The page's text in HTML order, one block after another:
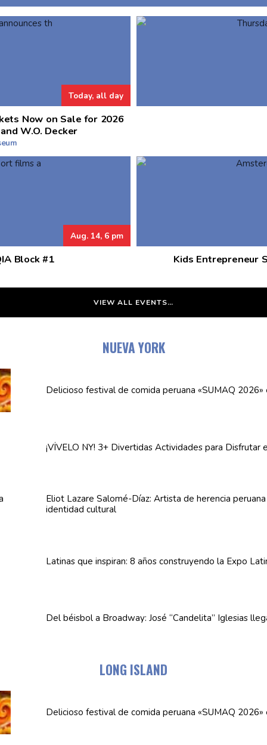
Today, all day
Now on Sale for 2026
W.O. Decker
Aug. 14, 6 pm
Block #1 Kids Entrepreneur
VIEW ALL EVENTS…
NUEVA YORK
Delicioso festival de comida peruana «SUMAQ
¡VÍVELO NY! 3+ Divertidas Actividadespara Disfrutar
Eliot Lazare Salomé-Díaz: Artista de herencia
identidad cultural
Latinas que inspiran: 8 años construyendo la Expo
Del béisbol a Broadway: José “Candelita” Iglesias
LONG ISLAND
Delicioso festival de comida peruana «SUMAQ